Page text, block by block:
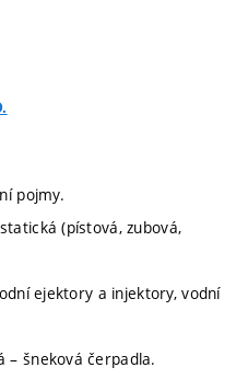
pojmy.
(pístová, zubová,
ejektory a injektory, vodní
– šneková čerpadla.